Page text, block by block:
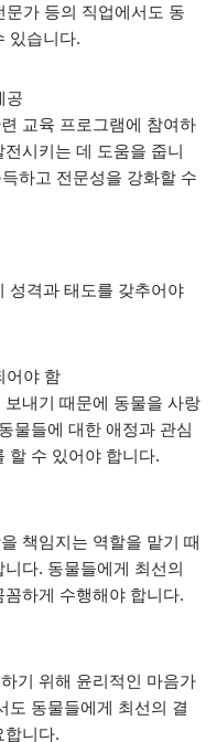
가 등의 직업에서도 동
있습니다.
공
교육 프로그램에 참여하
시키는 데 도움을 줍니
하고 전문성을 강화할 수
성격과 태도를 갖추어야
어야 함
내기 때문에 동물을 사랑
물들에 대한 애정과 관심
할 수 있어야 합니다.
책임지는 역할을 맡기 때
다. 동물들에게 최선의
하게 수행해야 합니다.
기 위해 윤리적인 마음가
도 동물들에게 최선의 결
합니다.